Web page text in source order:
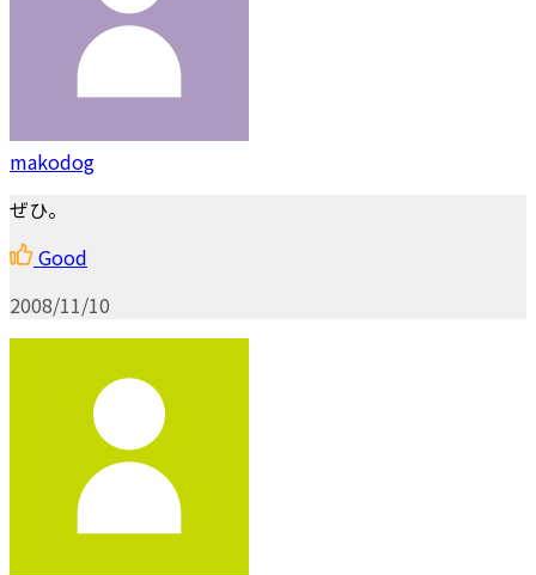
makodog
ぜひ。
Good
2008/11/10